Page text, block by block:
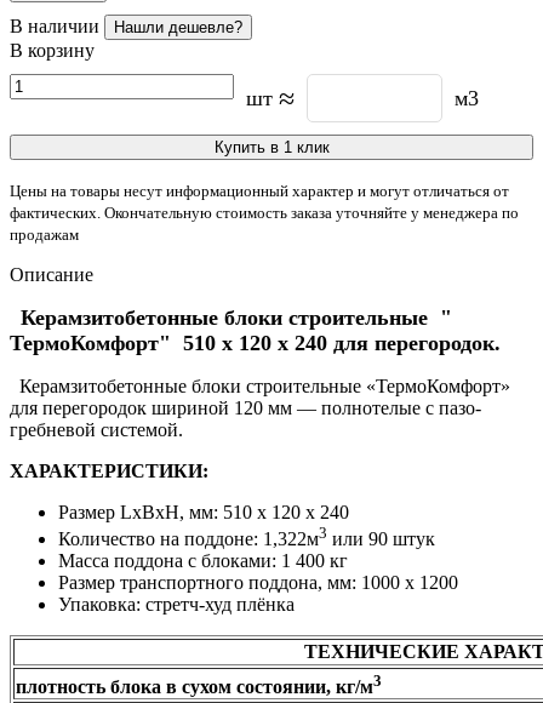
В наличии Нашли дешевле?
В корзину
шт ≈ м3
Купить в 1 клик
Цены на товары несут информационный характер и могут отличаться от
фактических. Окончательную стоимость заказа уточняйте у менеджера по
продажам
Описание
Керамзитобетонные блоки строительные "
ТермоКомфорт" 510 х 120 х 240 для перегородок.
Керамзитобетонные блоки строительные «ТермоКомфорт»
для перегородок шириной 120 мм — полнотелые с пазо-
гребневой системой.
ХАРАКТЕРИСТИКИ:
Размер LxBxH, мм: 510 х 120 х 240
Количество на поддоне: 1,322м3 или 90 штук
Масса поддона с блоками: 1 400 кг
Размер транспортного поддона, мм: 1000 х 1200
Упаковка: cтретч-худ плёнка
ТЕХНИЧЕСКИЕ
плотность блока в сухом состоянии, кг/м3